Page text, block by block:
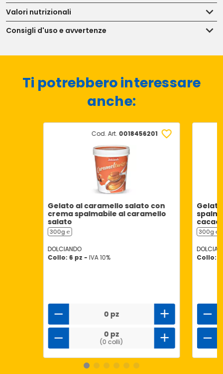
Valori nutrizionali
Consigli d'uso e avvertenze
Ti potrebbero interessare
anche:
Cod. Art. 0018456201
Gelato al caramello salato con
crema spalmabile al caramello
salato
300g ℮
DOLCIANDO
Collo: 6 pz - IVA 10%
0 pz
0 pz
(0 colli)
cacao
300g ℮
Collo: